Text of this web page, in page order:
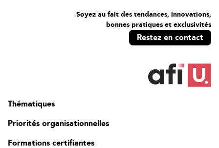
Soyez au fait des tendances, innovations,
bonnes pratiques et exclusivités
Restez en contact
Thématiques
Priorités organisationnelles
Formations certifiantes